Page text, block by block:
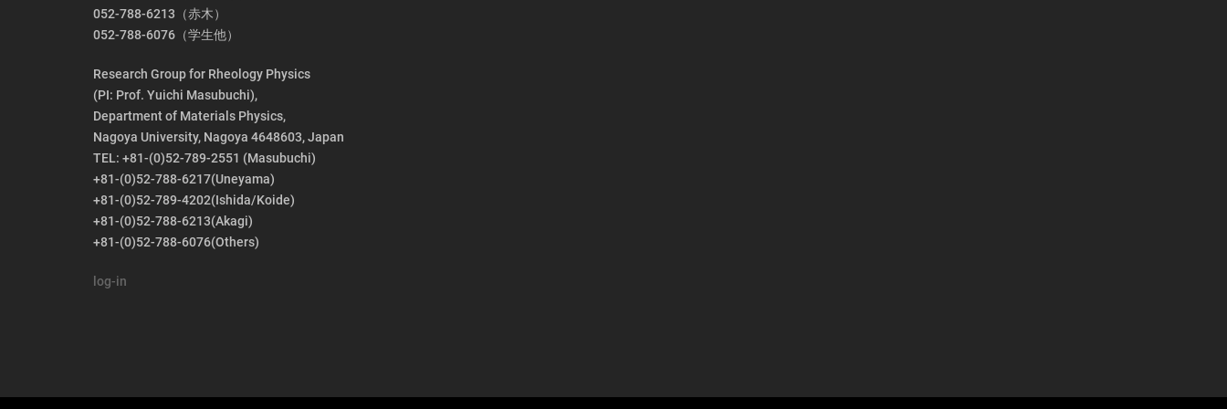
052-788-6213（赤木）
052-788-6076（学生他）
Research Group for Rheology Physics
(PI: Prof. Yuichi Masubuchi),
Department of Materials Physics,
Nagoya University, Nagoya 4648603, Japan
TEL: +81-(0)52-789-2551 (Masubuchi)
+81-(0)52-788-6217(Uneyama)
+81-(0)52-789-4202(Ishida/Koide)
+81-(0)52-788-6213(Akagi)
+81-(0)52-788-6076(Others)
log-in